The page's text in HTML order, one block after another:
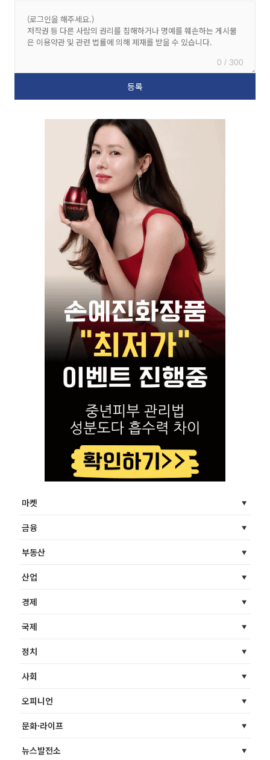
0 / 300
마켓
금융
부동산
산업
경제
국제
정치
사회
오피니언
문화·라이프
뉴스발전소